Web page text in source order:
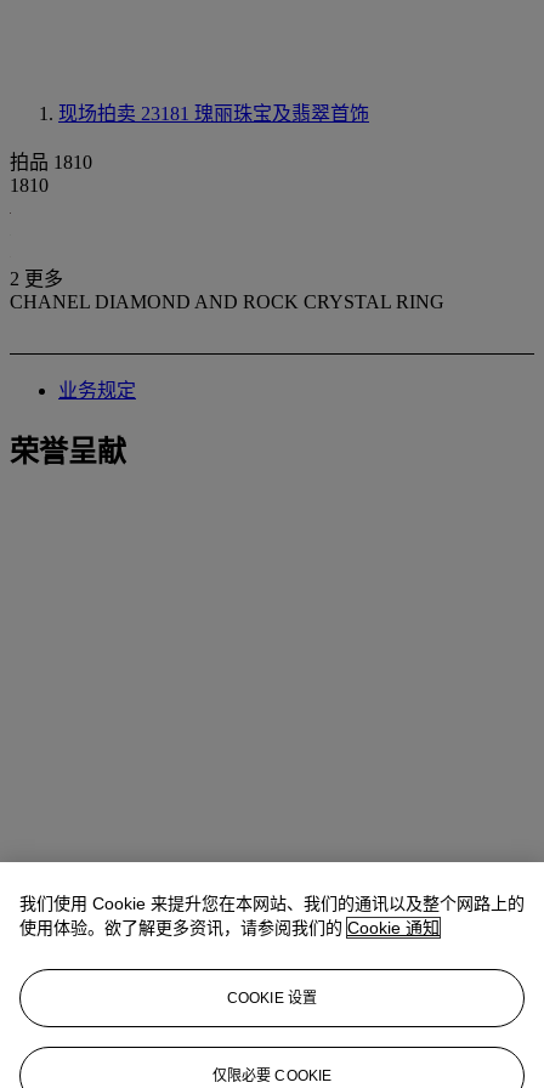
现场拍卖 23181 瑰丽珠宝及翡翠首饰
拍品 1810
1810
2 更多
CHANEL DIAMOND AND ROCK CRYSTAL RING
业务规定
荣誉呈献
Ronny Hsu (許仁瑋)
rhsu@christies.com
+852 2978 9979
我们使用 Cookie 来提升您在本网站、我们的通讯以及整个网路上的
使用体验。欲了解更多资讯，请参阅我们的 Cookie 通知
COOKIE 设置
仅限必要 COOKIE